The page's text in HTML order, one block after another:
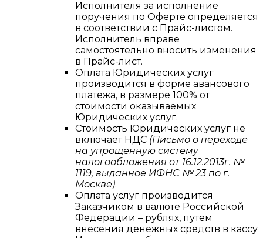
Исполнителя за исполнение
поручения по Оферте определяется
в соответствии с Прайс-листом.
Исполнитель вправе
самостоятельно вносить изменения
в Прайс-лист.
Оплата Юридических услуг
производится в форме авансового
платежа, в размере 100% от
стоимости оказываемых
Юридических услуг.
Стоимость Юридических услуг не
включает НДС (Письмо о переходе
на упрощенную систему
налогообложения от 16.12.2013г. №
1119, выданное ИФНС № 23 по г.
Москве).
Оплата услуг производится
Заказчиком в валюте Российской
Федерации – рублях, путем
внесения денежных средств в кассу